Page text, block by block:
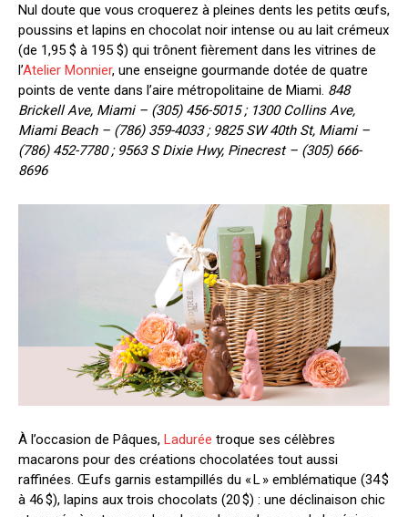
Nul doute que vous croquerez à pleines dents les petits œufs,
poussins et lapins en chocolat noir intense ou au lait crémeux
(de 1,95 $ à 195 $) qui trônent fièrement dans les vitrines de
l’Atelier Monnier, une enseigne gourmande dotée de quatre
points de vente dans l’aire métropolitaine de Miami. 848
Brickell Ave, Miami – (305) 456-5015 ; 1300 Collins Ave,
Miami Beach – (786) 359-4033 ; 9825 SW 40th St, Miami –
(786) 452-7780 ; 9563 S Dixie Hwy, Pinecrest – (305) 666-
8696
À l’occasion de Pâques, Ladurée troque ses célèbres
macarons pour des créations chocolatées tout aussi
raffinées. Œufs garnis estampillés du « L » emblématique (34 $
à 46 $), lapins aux trois chocolats (20 $) : une déclinaison chic